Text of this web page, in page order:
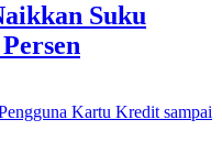
Suku